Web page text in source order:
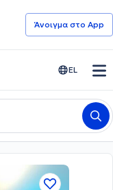
Άνοιγμα στο App
EL